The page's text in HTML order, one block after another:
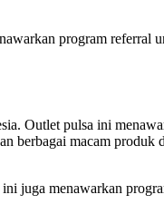
program referral
Outlet pulsa ini
berbagai macam produk
juga menawarkan